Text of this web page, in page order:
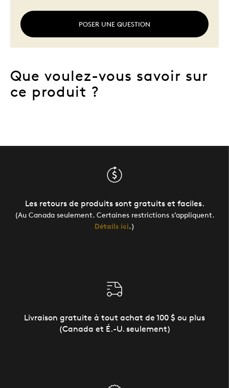
POSER UNE QUESTION
Que voulez-vous savoir sur
ce produit ?
Les retours de produits sont gratuits et faciles.
(Au Canada seulement. Certaines restrictions s’appliquent.
Détails ici.)
Livraison gratuite à tout achat de 100 $ ou plus
(Canada et É.-U. seulement)